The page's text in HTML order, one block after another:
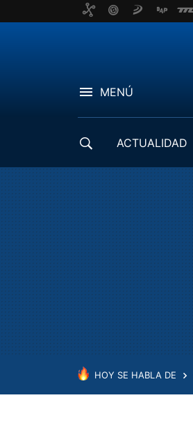
MENÚ
ACTUALIDAD
HOY SE HABLA DE